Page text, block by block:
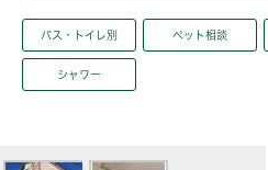
バス・トイレ別 ペット相談
シャワー